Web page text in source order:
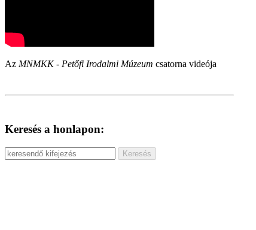
Az MNMKK - Petőfi Irodalmi Múzeum csatorna videója
Keresés a honlapon: